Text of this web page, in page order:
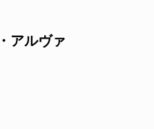
アルヴァ